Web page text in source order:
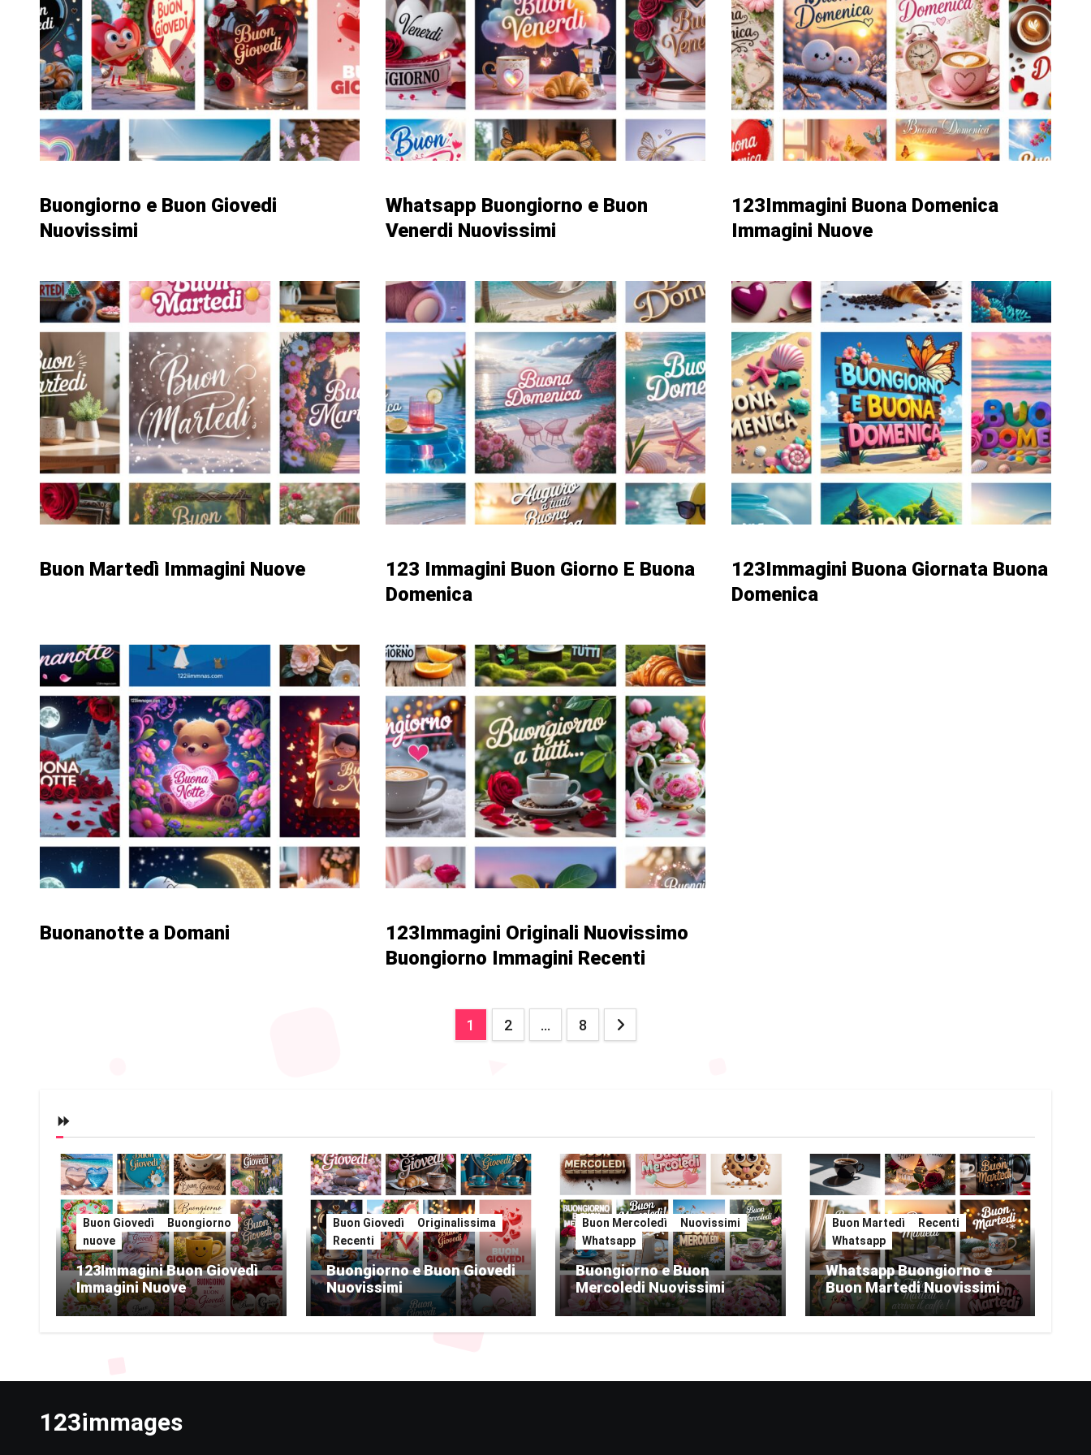
Buongiorno e Buon Giovedi
Nuovissimi
Whatsapp Buongiorno e Buon
Venerdi Nuovissimi
123Immagini Buona Domenica
Immagini Nuove
Buon Martedì Immagini Nuove
123 Immagini Buon Giorno E Buona
Domenica
123Immagini Buona Giornata Buona
Domenica
Buonanotte a Domani
123Immagini Originali Nuovissimo
Buongiorno Immagini Recenti
Posts
1 2 … 8
⏩
Buon Giovedì
Buongiorno
nuove
123Immagini Buon Giovedì
Immagini Nuove
Buon Giovedì
Originalissima
Recenti
Buongiorno e Buon Giovedi
Nuovissimi
Buon Mercoledì
Nuovissimi
Whatsapp
Buongiorno e Buon
Mercoledi Nuovissimi
Buon Martedì
Recenti
Whatsapp
Whatsapp Buongiorno e
Buon Martedi Nuovissimi
123immages